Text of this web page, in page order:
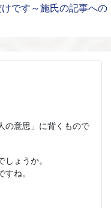
です～施氏の記事への
の意思」に背くもので
ょうか。
ね。